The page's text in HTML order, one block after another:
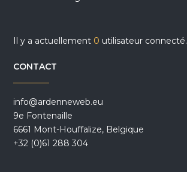
Il y a actuellement 0 utilisateur connecté.
CONTACT
info@ardenneweb.eu
9e Fontenaille
6661 Mont-Houffalize, Belgique
+32 (0)61 288 304